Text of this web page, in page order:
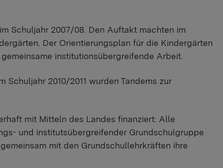
Schuljahr 2007/08. Den Auftakt machten im
Der Orientierungsplan für die Kindergärten
institutionsübergreifende Arbeit.
2010/2011 wurden Tandems zur
mit Mitteln des Landes finanziert: Alle
und institutsübergreifender Grundschulgruppe
mit den Grundschullehrkräften ihre